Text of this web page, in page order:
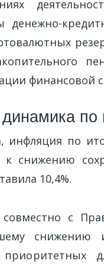
денежно-
финансовой
по
к снижению
10,4%.
с
снижению